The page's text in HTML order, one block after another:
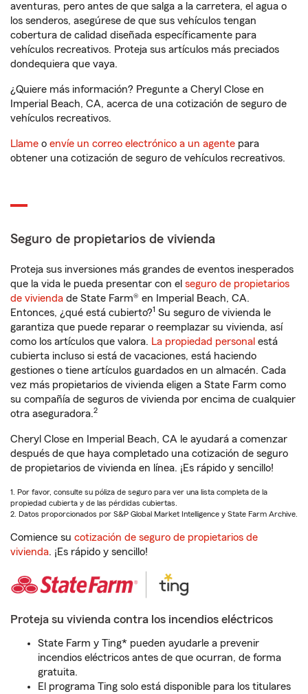
aventuras, pero antes de que salga a la carretera, el agua o
los senderos, asegúrese de que sus vehículos tengan
cobertura de calidad diseñada específicamente para
vehículos recreativos. Proteja sus artículos más preciados
dondequiera que vaya.
¿Quiere más información? Pregunte a Cheryl Close en
Imperial Beach, CA, acerca de una cotización de seguro de
vehículos recreativos.
Llame o envíe un correo electrónico a un agente para
obtener una cotización de seguro de vehículos recreativos.
Seguro de propietarios de vivienda
Proteja sus inversiones más grandes de eventos inesperados
que la vida le pueda presentar con el seguro de propietarios
de vivienda de State Farm® en Imperial Beach, CA.
Entonces, ¿qué está cubierto?1 Su seguro de vivienda le
garantiza que puede reparar o reemplazar su vivienda, así
como los artículos que valora. La propiedad personal está
cubierta incluso si está de vacaciones, está haciendo
gestiones o tiene artículos guardados en un almacén. Cada
vez más propietarios de vivienda eligen a State Farm como
su compañía de seguros de vivienda por encima de cualquier
otra aseguradora.2
Cheryl Close en Imperial Beach, CA le ayudará a comenzar
después de que haya completado una cotización de seguro
de propietarios de vivienda en línea. ¡Es rápido y sencillo!
1. Por favor, consulte su póliza de seguro para ver una lista completa de la
propiedad cubierta y de las pérdidas cubiertas.
2. Datos proporcionados por S&P Global Market Intelligence y State Farm Archive.
Comience su cotización de seguro de propietarios de
vivienda. ¡Es rápido y sencillo!
Proteja su vivienda contra los incendios eléctricos
State Farm y Ting* pueden ayudarle a prevenir
incendios eléctricos antes de que ocurran, de forma
gratuita.
El programa Ting solo está disponible para los titulares